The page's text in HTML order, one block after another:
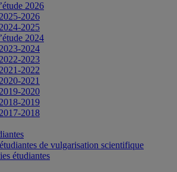
2026
2026
2025
2024
2024
2023
2022
2021
2020
2019
2018
de vulgarisation scientifique
étudiantes